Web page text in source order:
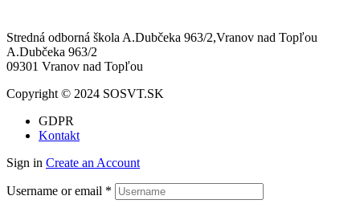
Stredná odborná škola A.Dubčeka 963/2,Vranov nad Topľou
A.Dubčeka 963/2
09301 Vranov nad Topľou
Copyright © 2024 SOSVT.SK
GDPR
Kontakt
Sign in Create an Account
Username or email *